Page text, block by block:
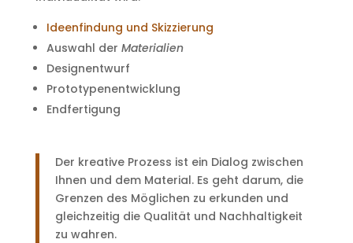
Ideenfindung und Skizzierung
Auswahl der Materialien
Designentwurf
Prototypenentwicklung
Endfertigung
Der kreative Prozess ist ein Dialog zwischen
Ihnen und dem Material. Es geht darum, die
Grenzen des Möglichen zu erkunden und
gleichzeitig die Qualität und Nachhaltigkeit
zu wahren.